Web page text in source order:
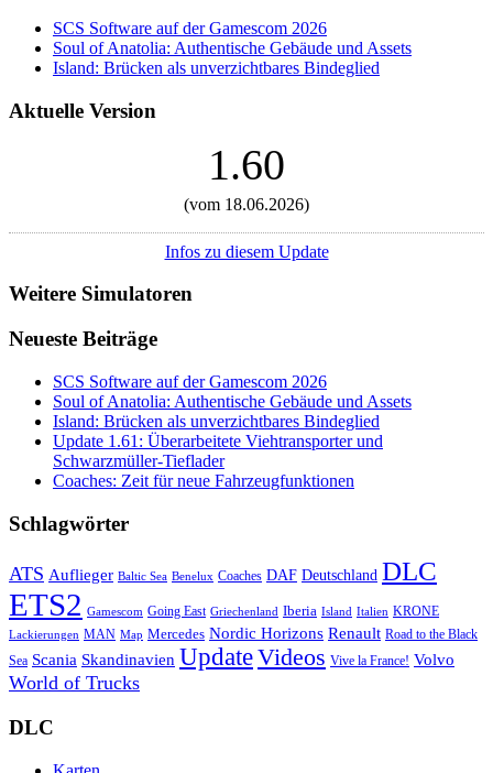
SCS Software auf der Gamescom 2026
Soul of Anatolia: Authentische Gebäude und Assets
Island: Brücken als unverzichtbares Bindeglied
Aktuelle Version
1.60
(vom 18.06.2026)
Infos zu diesem Update
Weitere Simulatoren
Neueste Beiträge
SCS Software auf der Gamescom 2026
Soul of Anatolia: Authentische Gebäude und Assets
Island: Brücken als unverzichtbares Bindeglied
Update 1.61: Überarbeitete Viehtransporter und
Schwarzmüller-Tieflader
Coaches: Zeit für neue Fahrzeugfunktionen
Schlagwörter
ATS Auflieger Baltic Sea Benelux Coaches DAF Deutschland DLC
ETS2 Gamescom Going East Griechenland Iberia Island Italien KRONE
Lackierungen MAN Map Mercedes Nordic Horizons Renault Road to the Black
Sea Scania Skandinavien UpdateVideos Vive la France! Volvo
World of Trucks
DLC